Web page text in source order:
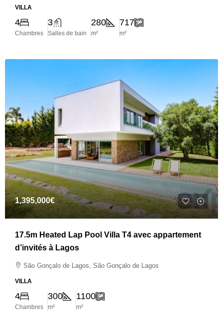
VILLA
4
Chambres
3
Salles de bain
280
m²
717
m²
1,395,000€
17.5m Heated Lap Pool Villa T4 avec appartement
d’invités à Lagos
São Gonçalo de Lagos, São Gonçalo de Lagos
VILLA
4
Chambres
300
m²
1100
m²